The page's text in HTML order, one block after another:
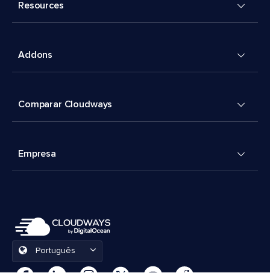
Resources
Addons
Comparar Cloudways
Empresa
Português